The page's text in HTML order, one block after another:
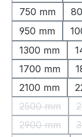
750 mm
950 mm
1300 mm
1700 mm
2100 mm
2500 mm
(Diese
2900 mm
(Diese